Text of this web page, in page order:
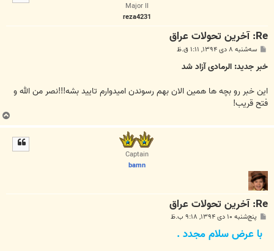
Major II
reza4231
Re: آخرین تحولات عراق
پ
ت
سه‌شنبه ۸ دی ۱۳۹۴, ۱:۱۱ ق.ظ
خبر جدید: الرمادی آزاد شد
این خبر رو بچه ها همین الان بهم رسوندن امیدوارم تایید بشه!!!نصر من الله و
فتح قریب!
ب
ا
Captain
bamn
Re: آخرین تحولات عراق
پ
ت
پنج‌شنبه ۱۰ دی ۱۳۹۴, ۹:۱۸ ب.ظ
با عرض سلام مجدد .